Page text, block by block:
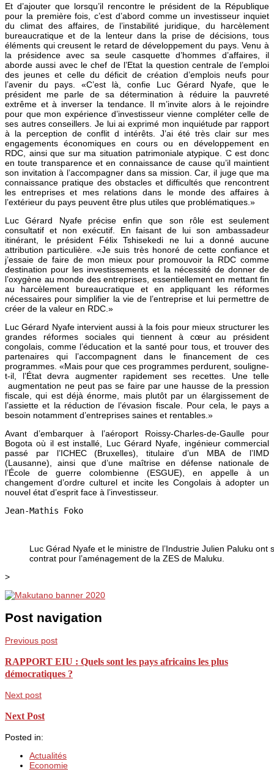
Et d’ajouter que lorsqu’il rencontre le président de la République
pour la première fois, c’est d’abord comme un investisseur inquiet
du climat des affaires, de l’instabilité juridique, du harcèlement
bureaucratique et de la lenteur dans la prise de décisions, tous
éléments qui creusent le retard de développement du pays. Venu à
la présidence avec sa seule casquette d’hommes d’affaires, il
aborde aussi avec le chef de l’Etat la question centrale de l’emploi
des jeunes et celle du déficit de création d’emplois neufs pour
l’avenir du pays. «C’est là, confie Luc Gérard Nyafe, que le
président me parle de sa détermination à réduire la pauvreté
extrême et à inverser la tendance. Il m’invite alors à le rejoindre
pour que mon expérience d’investisseur vienne compléter celle de
ses autres conseillers. Je lui ai exprimé mon inquiétude par rapport
à la perception de conflit d intérêts. J’ai été très clair sur mes
engagements économiques en cours ou en développement en
RDC, ainsi que sur ma situation patrimoniale atypique. C est donc
en toute transparence et en connaissance de cause qu’il maintient
son invitation à l’accompagner dans sa mission. Car, il juge que ma
connaissance pratique des obstacles et difficultés que rencontrent
les entreprises et mes relations dans le monde des affaires à
l’extérieur du pays peuvent être plus utiles que problématiques.»
Luc Gérard Nyafe précise enfin que son rôle est seulement
consultatif et non exécutif. En faisant de lui son ambassadeur
itinérant, le président Félix Tshisekedi ne lui a donné aucune
attribution particulière. «Je suis très honoré de cette confiance et
j’essaie de faire de mon mieux pour promouvoir la RDC comme
destination pour les investissements et la nécessité de donner de
l’oxygène au monde des entreprises, essentiellement en mettant fin
au harcèlement bureaucratique et en appliquant les réformes
nécessaires pour simplifier la vie de l’entreprise et lui permettre de
créer de la valeur en RDC.»
Luc Gérard Nyafe intervient aussi à la fois pour mieux structurer les
grandes réformes sociales qui tiennent à cœur au président
congolais, comme l’éducation et la santé pour tous, et trouver des
partenaires qui l’accompagnent dans le financement de ces
programmes. «Mais pour que ces programmes perdurent, souligne-
t-il, l’État devra augmenter rapidement ses recettes. Une telle
augmentation ne peut pas se faire par une hausse de la pression
fiscale, qui est déjà énorme, mais plutôt par un élargissement de
l’assiette et la réduction de l’évasion fiscale. Pour cela, le pays a
besoin notamment d’entreprises saines et rentables.»
Avant d’embarquer à l’aéroport Roissy-Charles-de-Gaulle pour
Bogota où il est installé, Luc Gérard Nyafe, ingénieur commercial
passé par l’ICHEC (Bruxelles), titulaire d’un MBA de l’IMD
(Lausanne), ainsi que d’une maîtrise en défense nationale de
l’École de guerre colombienne (ESGUE), en appelle à un
changement d’ordre culturel et incite les Congolais à adopter un
nouvel état d’esprit face à l’investisseur.
Jean-Mathis Foko
Luc Gérad Nyafe et le ministre de l’Industrie Julien Paluku ont
contrat pour l’aménagement de la ZES de Maluku.
>
Post navigation
Previous post
RAPPORT EIU : Quels sont les pays africains les plus
démocratiques ?
Next post
Next Post
Posted in:
Actualités
Economie